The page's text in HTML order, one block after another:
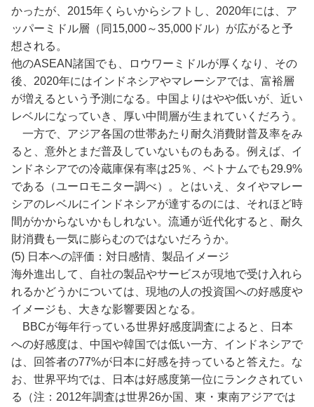
かったが、2015年くらいからシフトし、2020年には、ア
ッパーミドル層（同15,000～35,000ドル）が広がると予
想される。
他のASEAN諸国でも、ロウワーミドルが厚くなり、その
後、2020年にはインドネシアやマレーシアでは、富裕層
が増えるという予測になる。中国よりはやや低いが、近い
レベルになっていき、厚い中間層が生まれていくだろう。
一方で、アジア各国の世帯あたり耐久消費財普及率をみ
ると、意外とまだ普及していないものもある。例えば、イ
ンドネシアでの冷蔵庫保有率は25％、ベトナムでも29.9%
である（ユーロモニター調べ）。とはいえ、タイやマレー
シアのレベルにインドネシアが達するのには、それほど時
間がかからないかもしれない。流通が近代化すると、耐久
財消費も一気に膨らむのではないだろうか。
(5) 日本への評価：対日感情、製品イメージ
海外進出して、自社の製品やサービスが現地で受け入れら
れるかどうかについては、現地の人の投資国への好感度や
イメージも、大きな影響要因となる。
BBCが毎年行っている世界好感度調査によると、日本
への好感度は、中国や韓国では低い一方、インドネシアで
は、回答者の77%が日本に好感を持っていると答えた。な
お、世界平均では、日本は好感度第一位にランクされてい
る（注：2012年調査は世界26か国、東・東南アジアでは